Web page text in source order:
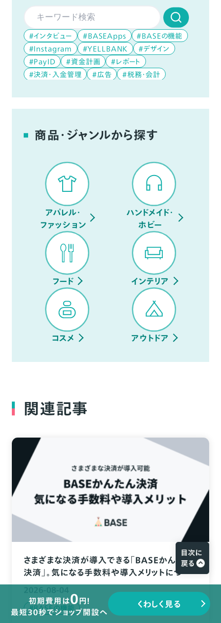
#インタビュー #BASEApps
#BASEの機能
#Instagram
#YELLBANK
#デザイン
#PayID
#資金計画
#レポート
#決済・入金管理
#広告
#税務・会計
商品・ジャンルから探す
アパレル・
ファッション
ハンドメイド・
ホビー
フード インテリア
コスメ アウトドア
関連記事
さまざまな決済が導入できる「BASEかんたん
決済」。気になる手数料や導入メリットについ
て解説
#BASEの機能
初期費用は0円!
最短30秒でショップ開設へ
くわしく見る